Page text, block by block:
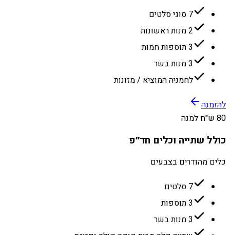
7 סוגי סלטים
2 מנות ראשונות
3 תוספות חמות
3 מנות בשר
לחמניה המוציא / מזונות
להזמנה
80 ש״ח למנה
כולל שתייה וכלים חד״פ
כלים מהודרים בצבעים
7 סלטים
3 תוספות
3 מנות בשר